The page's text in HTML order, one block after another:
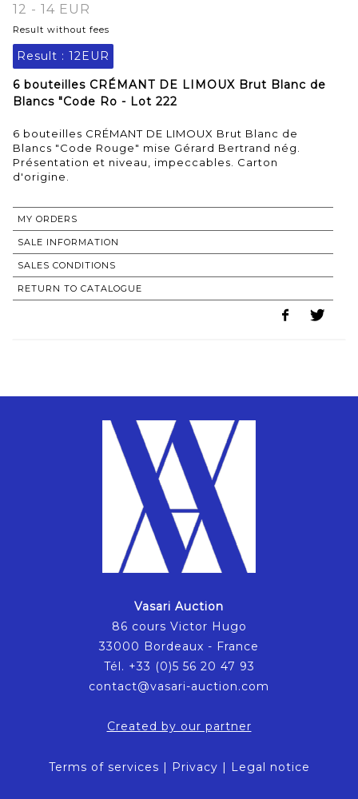
12 - 14 EUR
Result without fees
Result : 12EUR
6 bouteilles CRÉMANT DE LIMOUX Brut Blanc de
Blancs "Code Ro - Lot 222
6 bouteilles CRÉMANT DE LIMOUX Brut Blanc de
Blancs "Code Rouge" mise Gérard Bertrand nég.
Présentation et niveau, impeccables. Carton
MY ORDERS
SALE INFORMATION
SALES CONDITIONS
RETURN TO CATALOGUE
Vasari Auction
86 cours Victor Hugo
33000 Bordeaux - France
Tél. +33 (0)5 56 20 47 93
contact@vasari-auction.com
Created by our partner
Terms of services | Privacy | Legal notice